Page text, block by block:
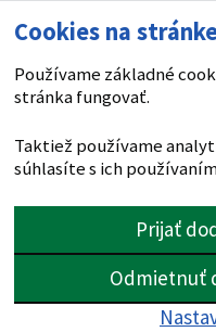
Cookies na
Používame základné
stránka fungovať.
Taktiež používame
súhlasíte s ich
Prijať
Odmietnuť